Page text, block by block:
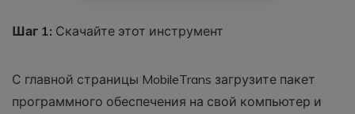
Шаг 1: Скачайте этот инструмент
С главной страницы MobileTrans загрузите пакет
программного обеспечения на свой компьютер и